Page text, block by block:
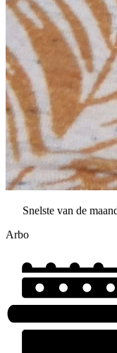
Snelste van de
Arbo